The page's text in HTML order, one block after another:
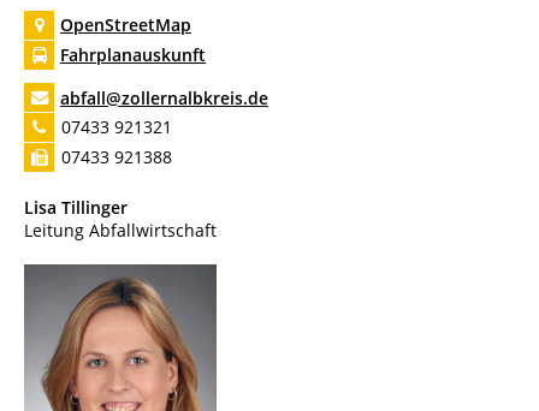
OpenStreetMap
Fahrplanauskunft
abfall@zollernalbkreis.de
07433 921321
07433 921388
Lisa Tillinger
Leitung Abfallwirtschaft